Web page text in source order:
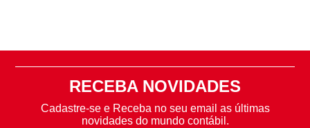
RECEBA NOVIDADES
Cadastre-se e Receba no seu email as últimas
novidades do mundo contábil.